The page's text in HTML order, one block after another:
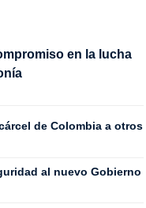
en la lucha
de Colombia a otros
al nuevo Gobierno